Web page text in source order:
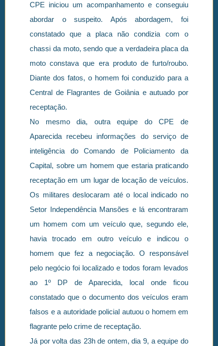
CPE iniciou um acompanhamento e conseguiu
abordar o suspeito. Após abordagem, foi
constatado que a placa não condizia com o
chassi da moto, sendo que a verdadeira placa da
moto constava que era produto de furto/roubo.
Diante dos fatos, o homem foi conduzido para a
Central de Flagrantes de Goiânia e autuado por
receptação.
No mesmo dia, outra equipe do CPE de
Aparecida recebeu informações do serviço de
inteligência do Comando de Policiamento da
Capital, sobre um homem que estaria praticando
receptação em um lugar de locação de veículos.
Os militares deslocaram até o local indicado no
Setor Independência Mansões e lá encontraram
um homem com um veículo que, segundo ele,
havia trocado em outro veículo e indicou o
homem que fez a negociação. O responsável
pelo negócio foi localizado e todos foram levados
ao 1º DP de Aparecida, local onde ficou
constatado que o documento dos veículos eram
falsos e a autoridade policial autuou o homem em
flagrante pelo crime de receptação.
Já por volta das 23h de ontem, dia 9, a equipe do